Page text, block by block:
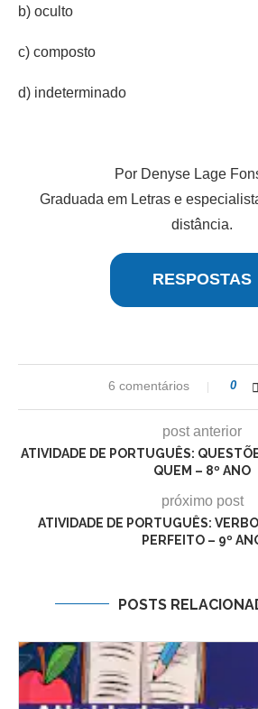
b) oculto
c) composto
d) indeterminado
Por Denyse Lage
Graduada em Letras e
distância.
RESPOSTAS
6 comentários 0
post anterior
ATIVIDADE DE PORTUGUÊS:
QUEM – 8º ANO
próximo post
ATIVIDADE DE PORTUGUÊS:
PERFEITO – 9º
POSTS